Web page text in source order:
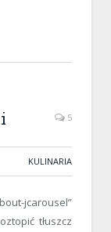
5
KULINARIA
jcarousel”
tłuszcz